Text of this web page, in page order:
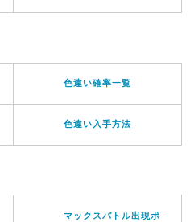
色違い確率一覧
色違い入手方法
マックスバトル出現ポ